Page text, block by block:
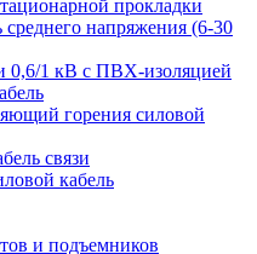
прокладки
напряжения (6-30
0,6/1 кВ с ПВХ-изоляцией
горения силовой
связи
кабель
и подъемников